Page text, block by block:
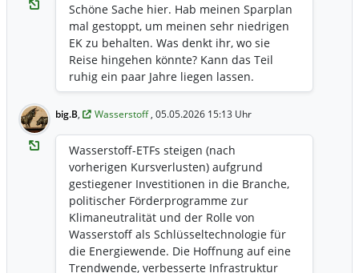
Schöne Sache hier. Hab meinen Sparplan
mal gestoppt, um meinen sehr niedrigen
EK zu behalten. Was denkt ihr, wo sie
Reise hingehen könnte? Kann das Teil
ruhig ein paar Jahre liegen lassen.
big.B, Wasserstoff, 05.05.2026 15:13 Uhr
Wasserstoff-ETFs steigen (nach
vorherigen Kursverlusten) aufgrund
gestiegener Investitionen in die Branche,
politischer Förderprogramme zur
Klimaneutralität und der Rolle von
Wasserstoff als Schlüsseltechnologie für
die Energiewende. Die Hoffnung auf eine
Trendwende, verbesserte Infrastruktur